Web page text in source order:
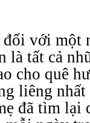
với một
là tất cả
cho quê
liêng nhất
đã tìm lại